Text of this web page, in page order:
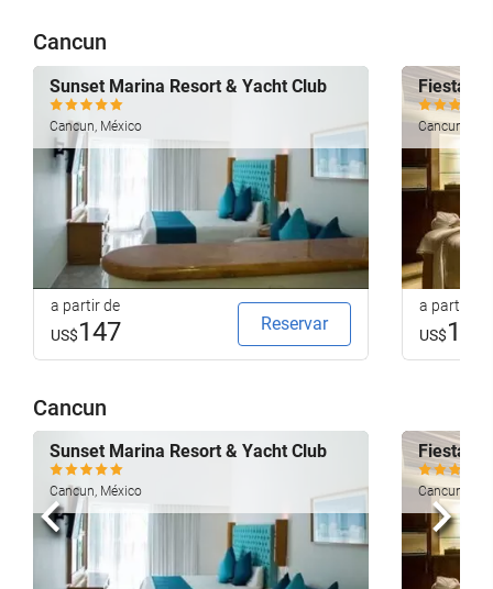
Cancun
Sunset Marina Resort & Yacht Club
Cancun, México
a partir de
US$147 Reservar
Fiesta
Cancun,
a partir de
US$124
Cancun
Sunset Marina Resort & Yacht Club
Cancun, México
Fiesta
Cancun,
Anterior